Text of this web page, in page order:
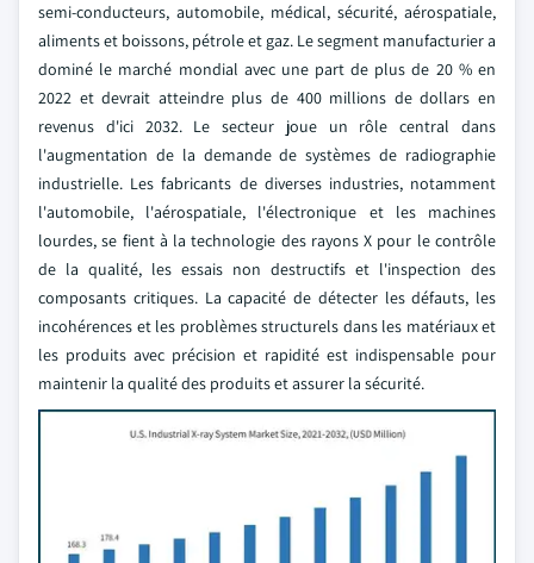
semi-conducteurs, automobile, médical, sécurité, aérospatiale,
aliments et boissons, pétrole et gaz. Le segment manufacturier a
dominé le marché mondial avec une part de plus de 20 % en
2022 et devrait atteindre plus de 400 millions de dollars en
revenus d'ici 2032. Le secteur joue un rôle central dans
l'augmentation de la demande de systèmes de radiographie
industrielle. Les fabricants de diverses industries, notamment
l'automobile, l'aérospatiale, l'électronique et les machines
lourdes, se fient à la technologie des rayons X pour le contrôle
de la qualité, les essais non destructifs et l'inspection des
composants critiques. La capacité de détecter les défauts, les
incohérences et les problèmes structurels dans les matériaux et
les produits avec précision et rapidité est indispensable pour
maintenir la qualité des produits et assurer la sécurité.